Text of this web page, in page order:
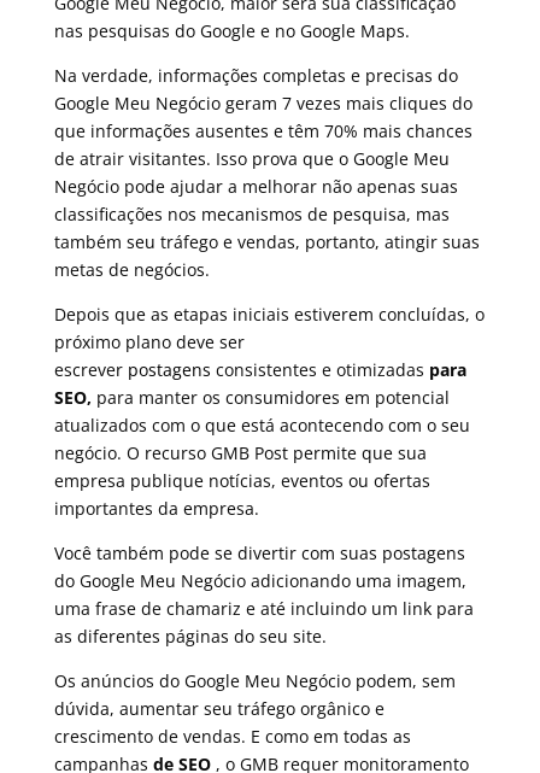
nas pesquisas do Google e no Google Maps.
Na verdade, informações completas e precisas do
Google Meu Negócio geram 7 vezes mais cliques do
que informações ausentes e têm 70% mais chances
de atrair visitantes. Isso prova que o Google Meu
Negócio pode ajudar a melhorar não apenas suas
classificações nos mecanismos de pesquisa, mas
também seu tráfego e vendas, portanto, atingir suas
metas de negócios.
Depois que as etapas iniciais estiverem concluídas, o
próximo plano deve ser
escrever postagens consistentes e otimizadas para
SEO, para manter os consumidores em potencial
atualizados com o que está acontecendo com o seu
negócio. O recurso GMB Post permite que sua
empresa publique notícias, eventos ou ofertas
importantes da empresa.
Você também pode se divertir com suas postagens
do Google Meu Negócio adicionando uma imagem,
uma frase de chamariz e até incluindo um link para
as diferentes páginas do seu site.
Os anúncios do Google Meu Negócio podem, sem
dúvida, aumentar seu tráfego orgânico e
crescimento de vendas. E como em todas as
campanhas de SEO, o GMB requer monitoramento